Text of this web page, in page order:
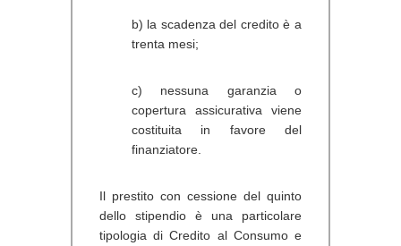
b) la scadenza del credito è a
trenta mesi;
c) nessuna garanzia o
copertura assicurativa viene
costituita in favore del
finanziatore.
Il prestito con cessione del quinto
dello stipendio è una particolare
tipologia di Credito al Consumo e